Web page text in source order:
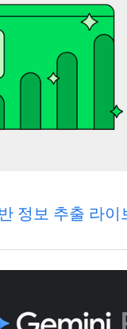
정보 추출 라이